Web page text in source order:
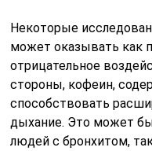
Некоторые
может оказывать как
отрицательное
стороны, кофеин,
способствовать
дыхание. Это может
людей с бронхитом,